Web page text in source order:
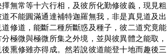
無常等十六行相，及彼所化勤修彼義，現見粗
不能圓滿通達補特迦羅無我，非是真見道及出
修道，能斷二種所斷惑及種子，彼二道究竟能
極微與極微所集之外境，並與彼異體之能取，
熏修雖亦得成。然若說彼道能登十地而趣後三